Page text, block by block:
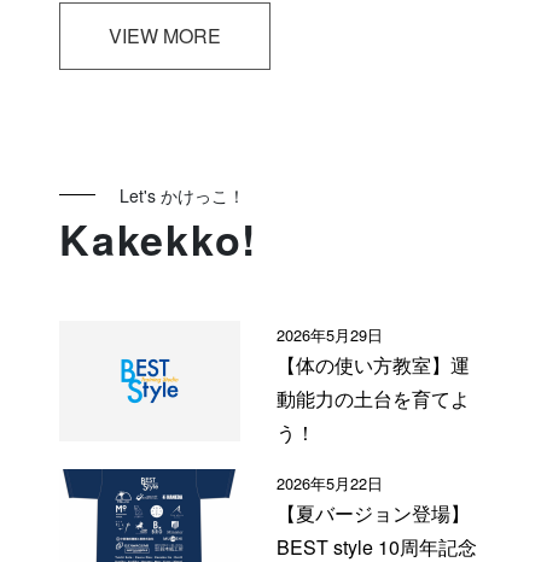
VIEW MORE
Let's かけっこ！
Kakekko!
2026年5月29日
【体の使い方教室】運
動能力の土台を育てよ
う！
2026年5月22日
【夏バージョン登場】
BEST style 10周年記念